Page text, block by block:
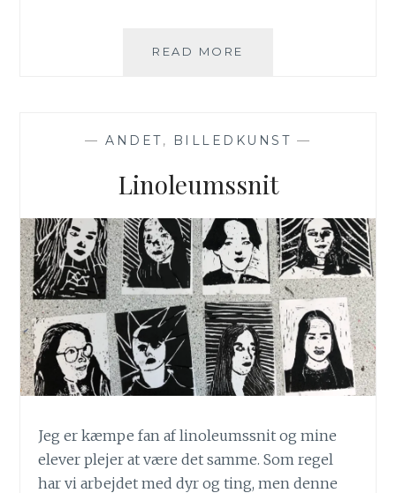
READ MORE
— ANDET, BILLEDKUNST —
Linoleumssnit
Jeg er kæmpe fan af linoleumssnit og mine
elever plejer at være det samme. Som regel
har vi arbejdet med dyr og ting, men denne